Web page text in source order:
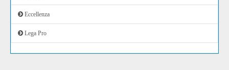
Eccellenza
Lega Pro